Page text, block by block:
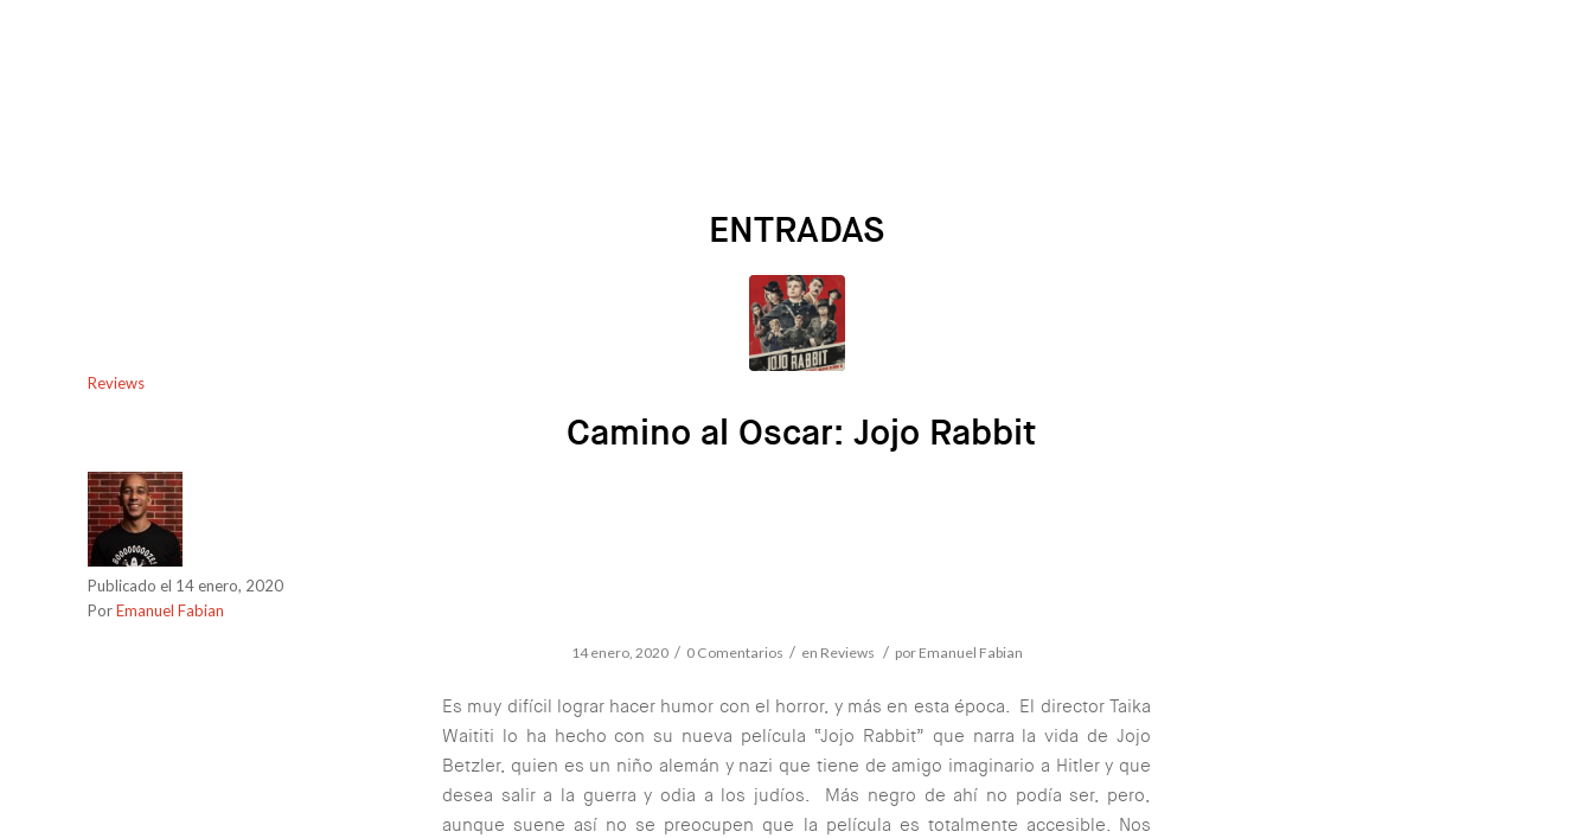
ENTRADAS
Reviews
Camino al Oscar: Jojo Rabbit
Publicado el 14 enero, 2020
PorEmanuel Fabian
14 enero, 2020 / 0 Comentarios / en Reviews / por Emanuel Fabian
Es muy difícil lograr hacer humor con el horror, y más en esta época. El director Taika
Waititi lo ha hecho con su nueva película “Jojo Rabbit” que narra la vida de Jojo
Betzler, quien es un niño alemán y nazi que tiene de amigo imaginario a Hitler y que
desea salir a la guerra y odia a los judíos. Más negro de ahí no podía ser, pero,
aunque suene así no se preocupen que la película es totalmente accesible. Nos